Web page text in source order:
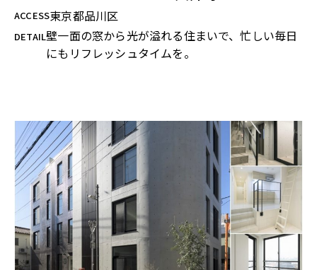
ACCESS東京都品川区
DETAIL壁一面の窓から光が溢れる住まいで、忙しい毎日
にもリフレッシュタイムを。